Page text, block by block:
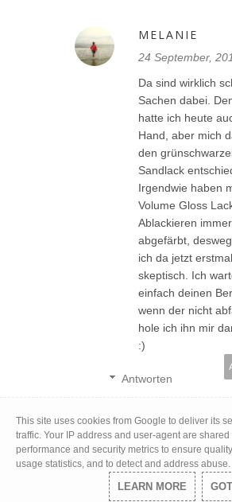
MELANIE
24 September,
Da sind wirklich
Sachen dabei.
hatte ich heute
Hand, aber mich
den
Sandlack
Irgendwie haben
Volume Gloss
Ablackieren immer
abgefärbt,
ich da jetzt erstmal
skeptisch. Ich
einfach deinen
wenn der nicht
hole ich ihn mir
:)
Antworten
TIAMEL
26
2013
Danke
This site uses cookies from Google to deliver its
traffic. Your IP address and user-agent are
performance and security metrics to ensure
usage statistics, and to detect and address abuse.
LEARN MORE